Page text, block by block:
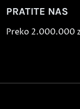
PRATITE NAS
Preko 2.000.000